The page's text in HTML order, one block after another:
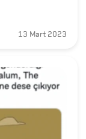
13 Mart 2023